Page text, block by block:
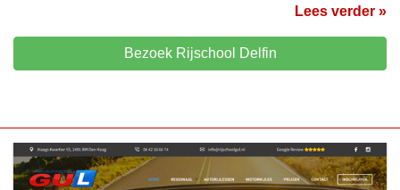
Lees verder »
Bezoek Rijschool Delfin